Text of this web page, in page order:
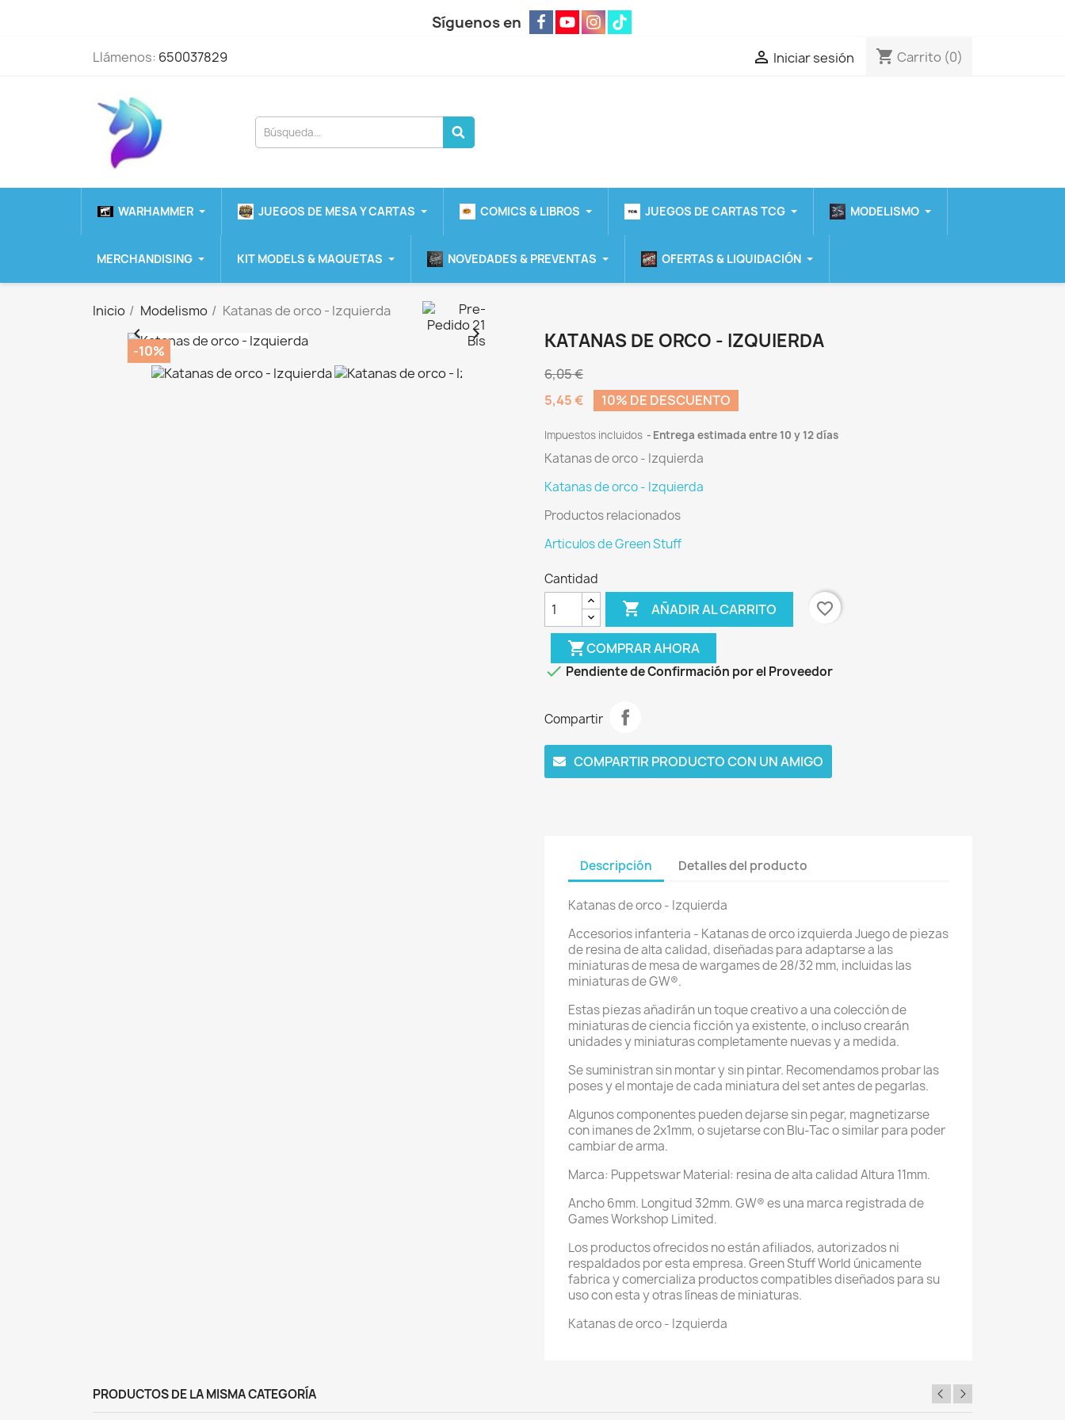
Síguenos en
Llámenos: 650037829  Iniciar sesión shopping_cart Carrito (0)
WARHAMMER JUEGOS DE MESA Y CARTAS COMICS & LIBROS JUEGOS DE CARTAS TCG MODELISMO
MERCHANDISING KIT MODELS & MAQUETAS NOVEDADES & PREVENTAS OFERTAS & LIQUIDACIÓN
Inicio Modelismo Katanas de orco - Izquierda
-10%
  KATANAS DE ORCO - IZQUIERDA
6,05 €
5,45 €
10% DE DESCUENTO
Impuestos incluidos Entrega estimada entre 10 y 12 días
Katanas de orco - Izquierda
Katanas de orco - Izquierda
Productos relacionados
Articulos de Green Stuff
Cantidad
 AÑADIR AL CARRITO favorite_border
shopping_cartCOMPRAR AHORA
 Pendiente de Confirmación por el Proveedor
Compartir
COMPARTIR PRODUCTO CON UN AMIGO
Descripción Detalles del producto
Katanas de orco - Izquierda
Accesorios infanteria - Katanas de orco izquierda Juego de piezas
de resina de alta calidad, diseñadas para adaptarse a las
miniaturas de mesa de wargames de 28/32 mm, incluidas las
miniaturas de GW®.
Estas piezas añadirán un toque creativo a una colección de
miniaturas de ciencia ficción ya existente, o incluso crearán
unidades y miniaturas completamente nuevas y a medida.
Se suministran sin montar y sin pintar. Recomendamos probar las
poses y el montaje de cada miniatura del set antes de pegarlas.
Algunos componentes pueden dejarse sin pegar, magnetizarse
con imanes de 2x1mm, o sujetarse con Blu-Tac o similar para poder
cambiar de arma.
Marca: Puppetswar Material: resina de alta calidad Altura 11mm.
Ancho 6mm. Longitud 32mm. GW® es una marca registrada de
Games Workshop Limited.
Los productos ofrecidos no están afiliados, autorizados ni
respaldados por esta empresa. Green Stuff World únicamente
fabrica y comercializa productos compatibles diseñados para su
uso con esta y otras líneas de miniaturas.
Katanas de orco - Izquierda
PRODUCTOS DE LA MISMA CATEGORÍA